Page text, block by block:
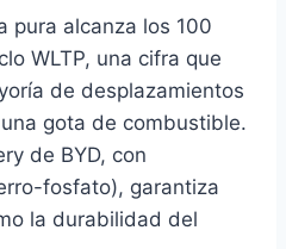
pura alcanza los 100
WLTP, una cifra que
de desplazamientos
gota de combustible.
de BYD, con
fosfato), garantiza
la durabilidad del